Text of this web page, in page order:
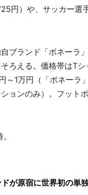
円）や、サッカー選
ブランド「ボネーラ
ろえる。価格帯はT
～1万円（「ボネーラ
ョンのみ）。フット
が原宿に世界初の単